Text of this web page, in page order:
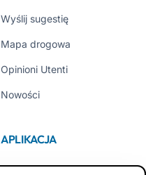
Wyślij sugestię
Mapa drogowa
Opinioni Utenti
Nowości
APLIKACJA
App Store